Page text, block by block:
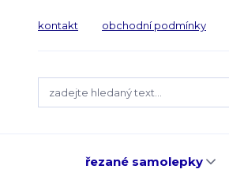
kontakt obchodní podmínky
řezané samolepky